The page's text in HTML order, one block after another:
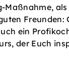
Maßnahme,
Freunden:
ein
der Euch